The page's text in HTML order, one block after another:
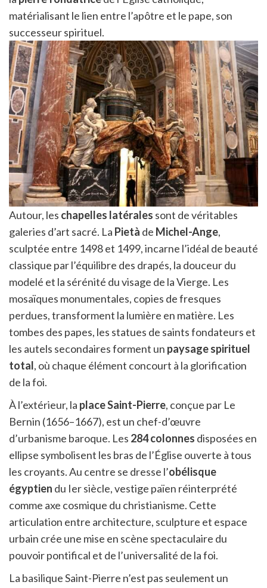
matérialisant le lien entre l’apôtre et le pape, son
successeur spirituel.
Autour, les chapelles latérales sont de véritables
galeries d’art sacré. La Pietà de Michel-Ange,
sculptée entre 1498 et 1499, incarne l’idéal de beauté
classique par l’équilibre des drapés, la douceur du
modelé et la sérénité du visage de la Vierge. Les
mosaïques monumentales, copies de fresques
perdues, transforment la lumière en matière. Les
tombes des papes, les statues de saints fondateurs et
les autels secondaires forment un paysage spirituel
total, où chaque élément concourt à la glorification
de la foi.
À l’extérieur, la place Saint-Pierre, conçue par Le
Bernin (1656–1667), est un chef-d’œuvre
d’urbanisme baroque. Les 284 colonnes disposées en
ellipse symbolisent les bras de l’Église ouverte à tous
les croyants. Au centre se dresse l’obélisque
égyptien du Ier siècle, vestige païen réinterprété
comme axe cosmique du christianisme. Cette
articulation entre architecture, sculpture et espace
urbain crée une mise en scène spectaculaire du
pouvoir pontifical et de l’universalité de la foi.
La basilique Saint-Pierre n’est pas seulement un